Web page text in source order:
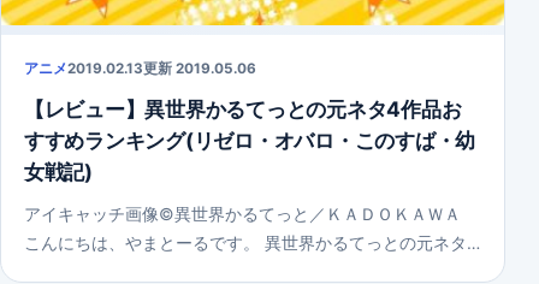
アニメ2019.02.13更新 2019.05.06
【レビュー】異世界かるてっとの元ネタ4作品お
すすめランキング(リゼロ・オバロ・このすば・幼
女戦記)
アイキャッチ画像©異世界かるてっと／ＫＡＤＯＫＡＷＡ
こんにちは、やまとーるです。 異世界かるてっとの元ネタ…